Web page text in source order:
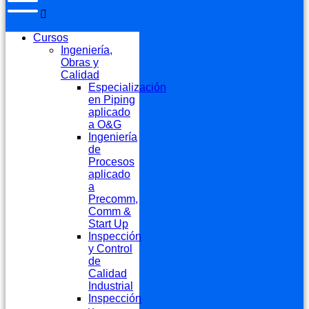
Cursos
Ingeniería,
Obras y
Calidad
Especialización
en Piping
aplicado
a O&G
Ingeniería
de
Procesos
aplicado
a
Precomm,
Comm &
Start Up
Inspección
y Control
de
Calidad
Industrial
Inspección